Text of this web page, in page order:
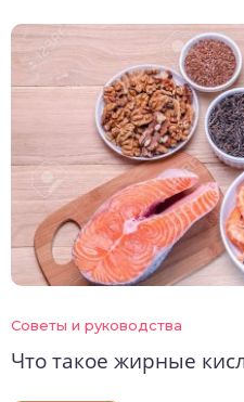
Советы и руководства
Что такое жирные